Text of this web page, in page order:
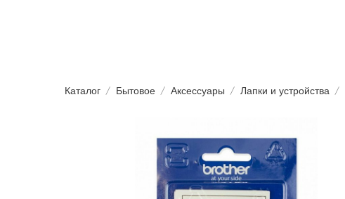
Каталог Бытовое Аксессуары Лапки и устройства